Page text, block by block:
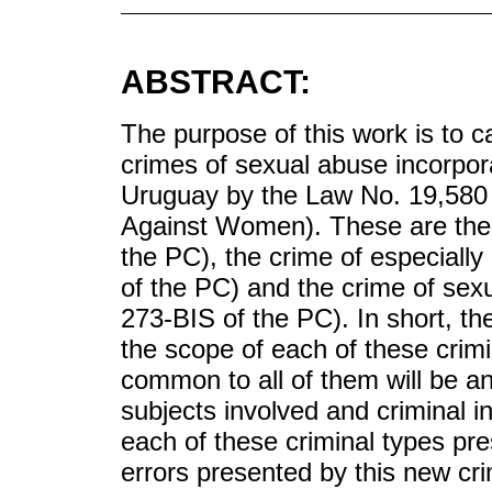
ABSTRACT:
The purpose of this work is to
crimes of sexual abuse
Uruguay by the Law No.
Against Women). These are
the PC), the crime of
of the PC) and the crime of
273-BIS of the PC). In short,
the scope of each of these
common to all of them will be
subjects involved and criminal
each of these criminal types
errors presented by this new